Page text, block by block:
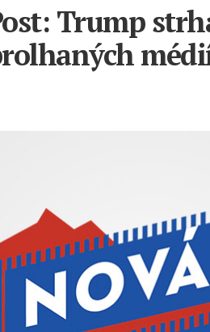
Trump